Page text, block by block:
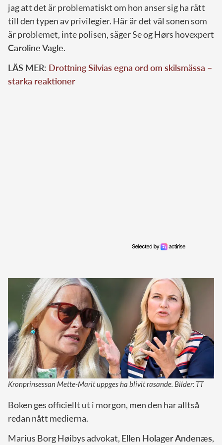
jag att det är problematiskt om hon anser sig ha rätt
till den typen av privilegier. Här är det väl sonen som
är problemet, inte polisen, säger Se og Hørs hovexpert
Caroline Vagle.
LÄS MER: Drottning Silvias egna ord om skilsmässa –
starka reaktioner
Kronprinsessan Mette-Marit uppges ha blivit rasande. Bilder: TT
Boken ges officiellt ut i morgon, men den har alltså
redan nått medierna.
Marius Borg Høibys advokat, Ellen Holager Andenæs,